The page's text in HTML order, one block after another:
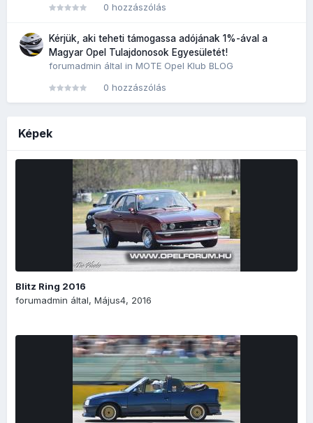
0 hozzászólás
Kérjük, aki teheti támogassa adójának 1%-ával a
Magyar Opel Tulajdonosok Egyesületét!
forumadmin által in MOTE Opel Klub BLOG
0 hozzászólás
Képek
Blitz Ring 2016
forumadmin által, Május4, 2016